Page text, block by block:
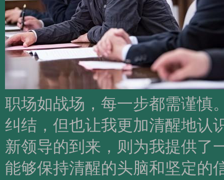
职场如战场，每一步都需谨慎
纠结，但也让我更加清醒地认
新领导的到来，则为我提供了
能够保持清醒的头脑和坚定的